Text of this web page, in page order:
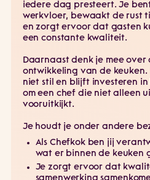
iedere dag presteert. Je
werkvloer, bewaakt de rust
en zorgt ervoor dat gasten
een constante kwaliteit.
Daarnaast denk je mee over
ontwikkeling van de keuken.
niet stil en blijft investeren
om een chef die niet alleen
vooruitkijkt.
Je houdt je onder andere
Als Chefkok ben jij
wat er binnen de keuken
Je zorgt ervoor dat